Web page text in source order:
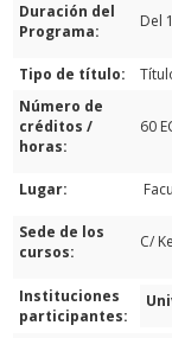
Duración del
Programa:
Del
Tipo de título:
Número de
créditos /
horas:
60
Lugar:
Sede de los
cursos:
C/
Instituciones
participantes: